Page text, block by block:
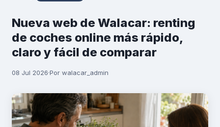
Nueva web de Walacar: renting
de coches online más rápido,
claro y fácil de comparar
08 Jul 2026·Por walacar_admin